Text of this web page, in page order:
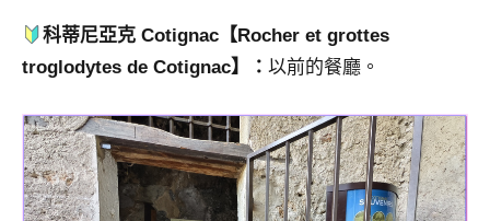
科蒂尼亞克 Cotignac 【Rocher et grottes
troglodytes de Cotignac】： 以前的餐廳。